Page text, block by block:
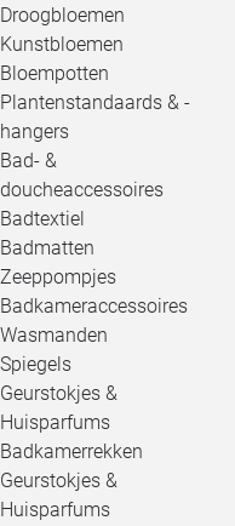
Droogbloemen
Kunstbloemen
Bloempotten
Plantenstandaards & -
hangers
Bad- &
doucheaccessoires
Badtextiel
Badmatten
Zeeppompjes
Badkameraccessoires
Wasmanden
Spiegels
Geurstokjes &
Huisparfums
Badkamerrekken
Geurstokjes &
Huisparfums